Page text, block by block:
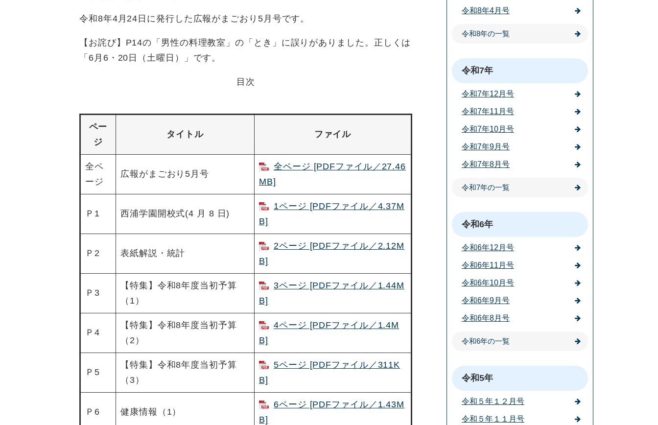
令和8年4月24日に発行した広報がまごおり5月号です。
【お詫び】P14の「男性の料理教室」の「とき」に誤りがありました。正しくは
「6月6・20日（土曜日）」です。
目次
ペー
ジ
タイトル ファイル
全ペ
ージ
広報がまごおり5月号
全ページ [PDFファイル／27.46
MB]
Ｐ1 西浦学園開校式(4 月 8 日)
1ページ [PDFファイル／4.37M
B]
Ｐ2 表紙解説・統計
2ページ [PDFファイル／2.12M
B]
Ｐ3
【特集】令和8年度当初予算
（1）
3ページ [PDFファイル／1.44M
B]
Ｐ4
【特集】令和8年度当初予算
（2）
4ページ [PDFファイル／1.4M
B]
Ｐ5
【特集】令和8年度当初予算
（3）
5ページ [PDFファイル／311K
B]
Ｐ6 健康情報（1）
6ページ [PDFファイル／1.43M
B]
令和8年4月号
令和8年の一覧
令和7年
令和7年12月号
令和7年11月号
令和7年10月号
令和7年9月号
令和7年8月号
令和7年の一覧
令和6年
令和6年12月号
令和6年11月号
令和6年10月号
令和6年9月号
令和6年8月号
令和6年の一覧
令和5年
令和５年１２月号
令和５年１１月号